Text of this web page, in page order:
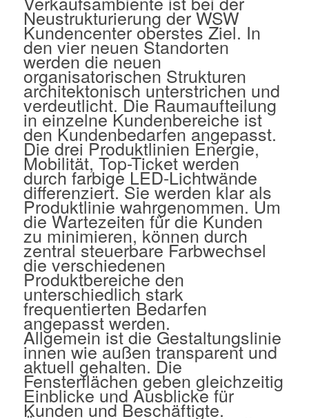
Neustrukturierung der WSW
Kundencenter oberstes Ziel. In
den vier neuen Standorten
werden die neuen
organisatorischen Strukturen
architektonisch unterstrichen und
verdeutlicht. Die Raumaufteilung
in einzelne Kundenbereiche ist
den Kundenbedarfen angepasst.
Die drei Produktlinien Energie,
Mobilität, Top-Ticket werden
durch farbige LED-Lichtwände
differenziert. Sie werden klar als
Produktlinie wahrgenommen. Um
die Wartezeiten für die Kunden
zu minimieren, können durch
zentral steuerbare Farbwechsel
die verschiedenen
Produktbereiche den
unterschiedlich stark
frequentierten Bedarfen
angepasst werden.
Allgemein ist die Gestaltungslinie
innen wie außen transparent und
aktuell gehalten. Die
Fensterflächen geben gleichzeitig
Einblicke und Ausblicke für
Kunden und Beschäftigte.